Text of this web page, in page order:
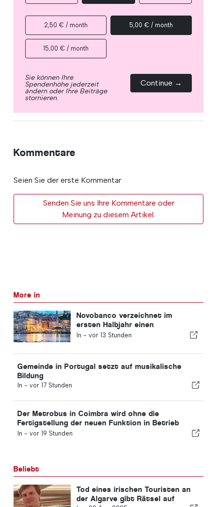
2,50 € / month 5,00 € / month
15,00 € / month
Sie können Ihre
Spendenhöhe jederzeit
ändern oder Ihre Beiträge
stornieren.
Continue →
Kommentare
Seien Sie der erste Kommentar
Senden Sie uns Ihre Kommentare oder
Meinung zu diesem Artikel.
More in
Novobanco verzeichnet im
ersten Halbjahr einen
Gewinnrückgang von 15,6
In - vor 13 Stunden
Gemeinde in Portugal setzt auf musikalische
Bildung
In - vor 17 Stunden
Der Metrobus in Coimbra wird ohne die
Fertigstellung der neuen Funktion in Betrieb
genommen
In - vor 19 Stunden
Beliebt
Tod eines irischen Touristen an
der Algarve gibt Rätsel auf